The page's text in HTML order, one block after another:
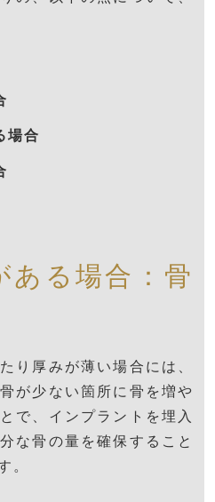
場合
ある場合：骨
り厚みが薄い場合には、
が少ない箇所に骨を増や
で、インプラントを埋入
な骨の量を確保すること
。